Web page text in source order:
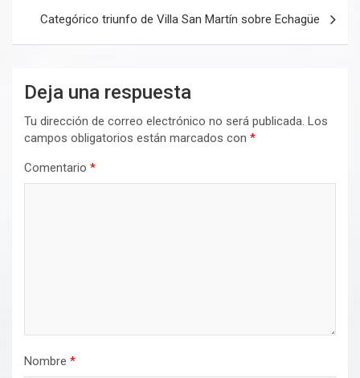
Categórico triunfo de Villa San Martín sobre Echagüe
Deja una respuesta
Tu dirección de correo electrónico no será publicada. Los
campos obligatorios están marcados con *
Comentario *
Nombre *